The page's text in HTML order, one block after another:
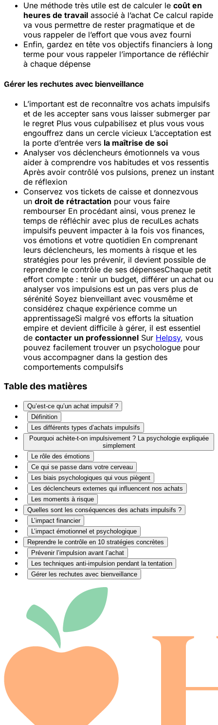
Une méthode très utile est de calculer le coût en
heures de travail associé à l’achat Ce calcul rapide
va vous permettre de rester pragmatique et de
vous rappeler de l’effort que vous avez fourni
Enfin, gardez en tête vos objectifs financiers à long
terme pour vous rappeler l’importance de réfléchir
à chaque dépense
Gérer les rechutes avec bienveillance
L’important est de reconnaître vos achats impulsifs
et de les accepter sans vous laisser submerger par
le regret Plus vous culpabilisez et plus vous vous
engouffrez dans un cercle vicieux L’acceptation est
la porte d’entrée vers la maîtrise de soi
Analyser vos déclencheurs émotionnels va vous
aider à comprendre vos habitudes et vos ressentis
Après avoir contrôlé vos pulsions, prenez un instant
de réflexion
Conservez vos tickets de caisse et donnezvous
un droit de rétractation pour vous faire
rembourser En procédant ainsi, vous prenez le
temps de réfléchir avec plus de reculLes achats
impulsifs peuvent impacter à la fois vos finances,
vos émotions et votre quotidien En comprenant
leurs déclencheurs, les moments à risque et les
stratégies pour les prévenir, il devient possible de
reprendre le contrôle de ses dépensesChaque petit
effort compte : tenir un budget, différer un achat ou
analyser vos impulsions est un pas vers plus de
sérénité Soyez bienveillant avec vousmême et
considérez chaque expérience comme un
apprentissageSi malgré vos efforts la situation
empire et devient difficile à gérer, il est essentiel
de contacter un professionnel Sur Helpsy, vous
pouvez facilement trouver un psychologue pour
vous accompagner dans la gestion des
comportements compulsifs
Table des matières
Qu’est-ce qu’un achat impulsif ?
Définition
Les différents types d’achats impulsifs
Pourquoi achète-t-on impulsivement ? La psychologie expliquée
simplement
Le rôle des émotions
Ce qui se passe dans votre cerveau
Les biais psychologiques qui vous piègent
Les déclencheurs externes qui influencent nos achats
Les moments à risque
Quelles sont les conséquences des achats impulsifs ?
L’impact financier
L’impact émotionnel et psychologique
Reprendre le contrôle en 10 stratégies concrètes
Prévenir l’impulsion avant l’achat
Les techniques anti-impulsion pendant la tentation
Gérer les rechutes avec bienveillance